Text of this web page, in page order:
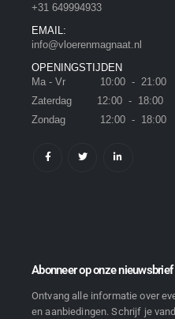
+31 649994933
EMAIL:
info@vloerenmagnaat.nl
OPENINGSTIJDEN
Ma - Vr 10:00 - 21:00
Zaterdag 12:00 - 18:00
Zondag 12:00 - 18:00
Abonneer op onze nieuwsbrief
Ontvang alle informatie over
en aanbiedingen. Schrijf je